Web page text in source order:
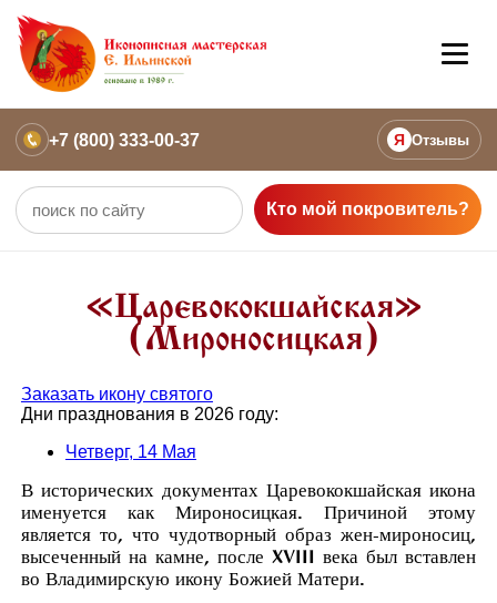
+7 (800) 333-00-37 Я Отзывы
Кто мой покровитель?
«Царевококшайская»
(Мироносицкая)
Заказать икону святого
Дни празднования в 2026 году:
Четверг, 14 Мая
В исторических документах Царевококшайская икона
именуется как Мироносицкая. Причиной этому
является то, что чудотворный образ жен-мироносиц,
высеченный на камне, после XVIII века был вставлен
во Владимирскую икону Божией Матери.